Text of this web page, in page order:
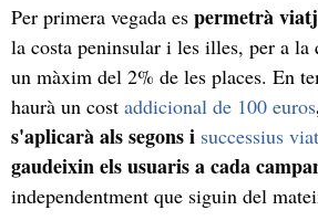
Per primera vegada es permetrà
la costa peninsular i les illes, per a la
un màxim del 2% de les places. En
haurà un cost addicional de 100 euros
s'aplicarà als segons i successius
gaudeixin els usuaris a cada
independentment que siguin del